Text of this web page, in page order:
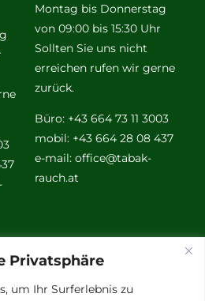
Privatsphäre
um Ihr Surferlebnis zu
Montag bis Donnerstag
von 09:00 bis 15:30 Uhr
Sollten Sie uns nicht
erreichen rufen wir gerne
zurück.
Büro: +43 664 73 11 3003
mobil: +43 664 28 08 437
e-mail: office@tabak-
rauch.at